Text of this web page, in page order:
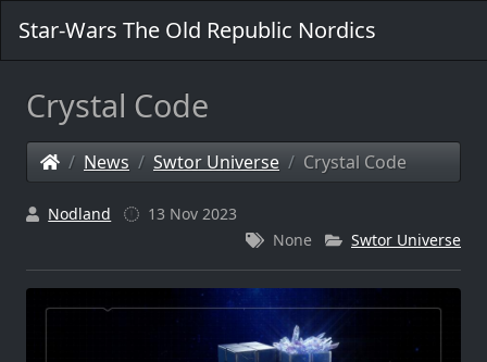
Star-Wars The Old Republic Nordics
Crystal Code
News Swtor Universe Crystal Code
Nodland
13 Nov 2023
None
Swtor Universe